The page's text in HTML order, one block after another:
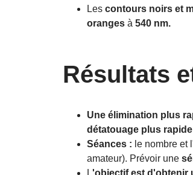
Les contours noirs et
oranges à 540 nm.
Résultats
Une élimination plus
détatouage plus rapide
Séances : le nombre et
amateur). Prévoir une
'objectif est d'obtenir